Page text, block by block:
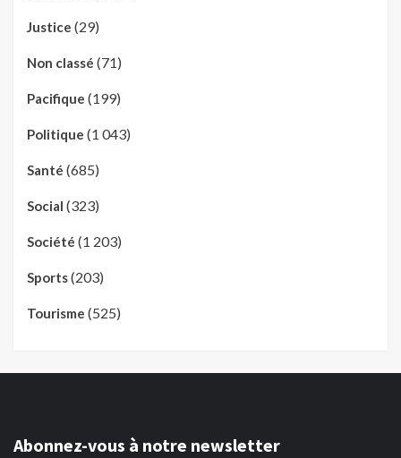
Justice (29)
Non classé (71)
Pacifique (199)
Politique (1 043)
Santé (685)
Social (323)
Société (1 203)
Sports(203)
Tourisme (525)
Abonnez-vous à notre newsletter